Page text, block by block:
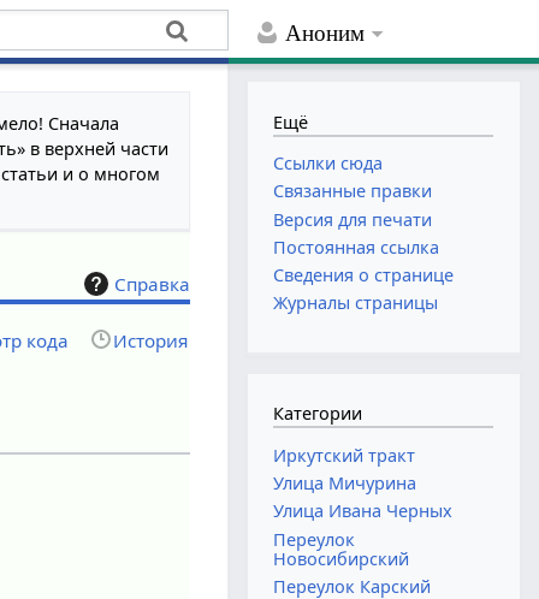
Аноним
Сначала
в верхней части
и о многом
Справка
кода История
Ещё
Ссылки сюда
Связанные правки
Версия для печати
Постоянная ссылка
Сведения о странице
Журналы страницы
Категории
Иркутский тракт
Улица Мичурина
Улица Ивана Черных
Переулок
Новосибирский
Переулок Карский